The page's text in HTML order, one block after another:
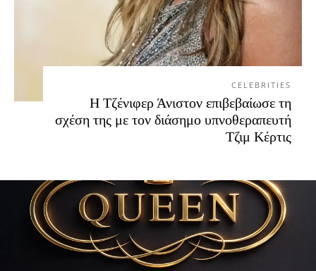
CELEBRITIES
Η Τζένιφερ Άνιστον επιβεβαίωσε τη
σχέση της με τον διάσημο υπνοθεραπευτή
Τζιμ Κέρτις